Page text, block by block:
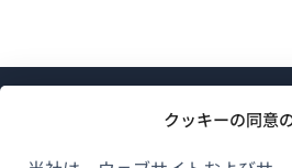
クッキーの同意